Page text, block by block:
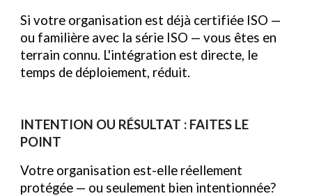
Si votre organisation est déjà certifiée ISO —
ou familière avec la série ISO — vous êtes en
terrain connu. L'intégration est directe, le
temps de déploiement, réduit.
INTENTION OU RÉSULTAT : FAITES LE
POINT
Votre organisation est-elle réellement
protégée — ou seulement bien intentionnée?